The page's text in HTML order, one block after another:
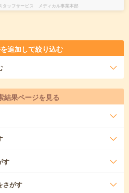
タッフサービス メディカル事業本部
追加して絞り込む
結果ページを見る
す
さがす